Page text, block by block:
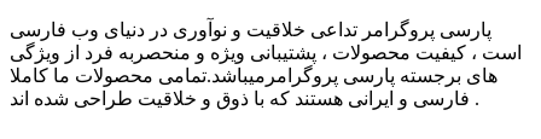
پارسی پروگرامر تداعی خلاقیت و نوآوری در دنیای وب فارسی
است ، کیفیت محصولات ، پشتیبانی ویژه و منحصربه فرد از ویژگی
های برجسته پارسی پروگرامرمیباشد.تمامی محصولات ما کاملا
فارسی و ایرانی هستند که با ذوق و خلاقیت طراحی شده اند .